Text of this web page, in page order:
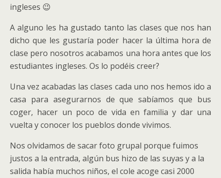
ingleses 😉
A alguno les ha gustado tanto las clases que nos han
dicho que les gustaría poder hacer la última hora de
clase pero nosotros acabamos una hora antes que los
estudiantes ingleses. Os lo podéis creer?
Una vez acabadas las clases cada uno nos hemos ido a
casa para asegurarnos de que sabíamos que bus
coger, hacer un poco de vida en familia y dar una
vuelta y conocer los pueblos donde vivimos.
Nos olvidamos de sacar foto grupal porque fuimos
justos a la entrada, algún bus hizo de las suyas y a la
salida había muchos niños, el cole acoge casi 2000